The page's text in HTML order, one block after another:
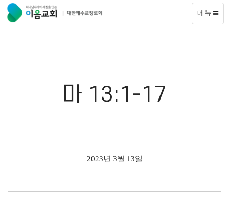
메뉴
마 13:1-17
2023년 3월 13일